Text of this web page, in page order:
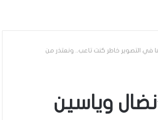
في التصوير خاطر كنت تاعب.. ونعتذر من
وياسين